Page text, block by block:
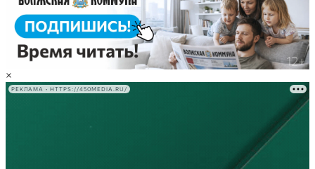
×
РЕКЛАМА • HTTPS://450MEDIA.RU/